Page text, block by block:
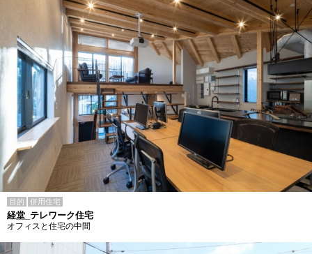
目的 併用住宅
経堂_テレワーク住宅
オフィスと住宅の中間